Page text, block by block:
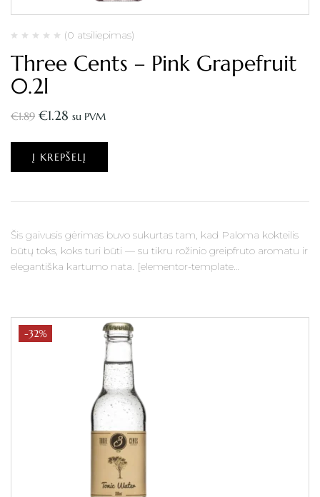
(0 atsiliepimas)
Three Cents – Pink Grapefruit
0.2l
€1.89 €1.28 su PVM
Į KREPŠELĮ
Šis gaivusis gėrimas buvo sukurtas tam, kad Paloma kokteilis
būtų toks, koks turi būti — su tikru rožinio greipfruto aromatu ir
elegantiška kartumo nata. [elementor-template…
-32%